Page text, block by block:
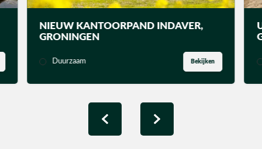
Industrie
NIEUW KANTOORPAND INDAVER,
GRONINGEN
Duurzaam Bekijken